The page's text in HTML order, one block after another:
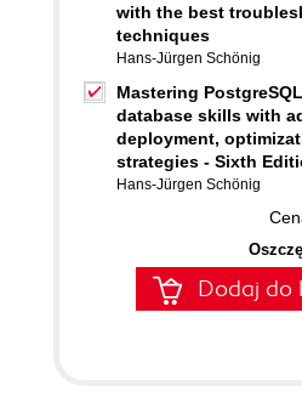
with the best
techniques
Hans-Jürgen Schönig
Mastering
database skills with
deployment,
strategies - Sixth
Hans-Jürgen Schönig
Dodaj do